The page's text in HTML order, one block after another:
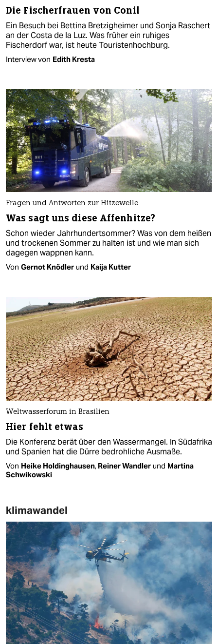
Die Fischerfrauen von Conil
Ein Besuch bei Bettina Bretzigheimer und Sonja Raschert
an der Costa de la Luz. Was früher ein ruhiges
Fischerdorf war, ist heute Touristenhochburg.
Interview von Edith Kresta
Fragen und Antworten zur Hitzewelle
Was sagt uns diese Affenhitze?
Schon wieder Jahrhundertsommer? Was von dem heißen
und trockenen Sommer zu halten ist und wie man sich
dagegen wappnen kann.
Von Gernot Knödler und Kaija Kutter
Weltwasserforum in Brasilien
Hier fehlt etwas
Die Konferenz berät über den Wassermangel. In Südafrika
und Spanien hat die Dürre bedrohliche Ausmaße.
Von Heike Holdinghausen, Reiner Wandler und Martina
Schwikowski
klimawandel